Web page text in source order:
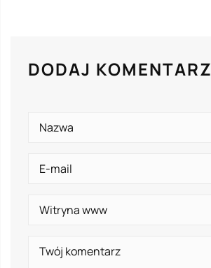
DODAJ KOMENTARZ